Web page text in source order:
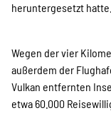
heruntergesetzt hatte.
Wegen der vier
außerdem der
Vulkan entfernten
etwa 60.000